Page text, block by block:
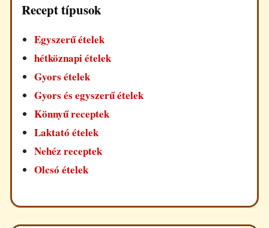
Recept típusok
Egyszerű ételek
hétköznapi ételek
Gyors ételek
Gyors és egyszerű ételek
Könnyű receptek
Laktató ételek
Nehéz receptek
Olcsó ételek